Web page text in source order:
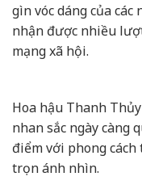
gìn vóc dáng của
nhận được nhiều
mạng xã hội.
Hoa hậu Thanh
nhan sắc ngày càng
điểm với phong
trọn ánh nhìn.